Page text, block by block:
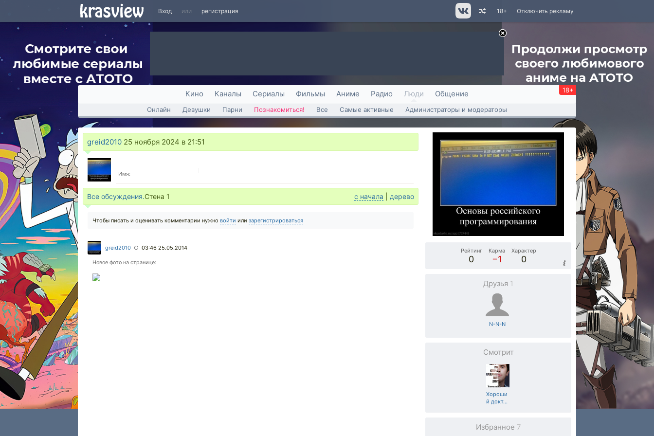
Вход или регистрация Отключить рекламу
18+
Кино Каналы Сериалы Фильмы Аниме Радио Люди Общение 18+
Онлайн Девушки Парни Познакомиться! Все Самые активные Администраторы и модераторы
greid2010 25 ноября 2024 в 21:51
Имя:
Все обсуждения.Стена 1 с начала дерево
Чтобы писать и оценивать комментарии нужно войти или зарегистрироваться
greid2010 ○ 03:46 25.05.2014
Новое фото на странице:
Рейтинг
0
Карма
−1
Характер
0
Друзья 1
N-N-N
Смотрит
Хороши
й докт…
Избранное 7